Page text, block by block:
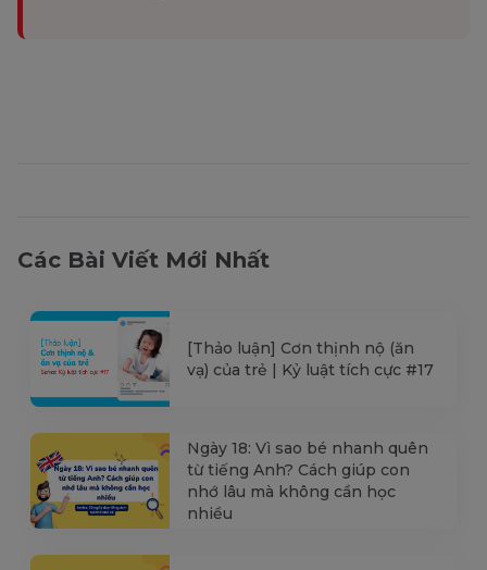
Các Bài Viết Mới Nhất
[Thảo luận] Cơn thịnh nộ (ăn
vạ) của trẻ | Kỷ luật tích cực #17
Ngày 18: Vì sao bé nhanh quên
từ tiếng Anh? Cách giúp con
nhớ lâu mà không cần học
nhiều